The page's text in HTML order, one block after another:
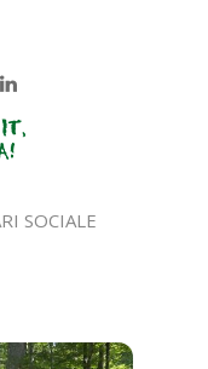
SOCIALE